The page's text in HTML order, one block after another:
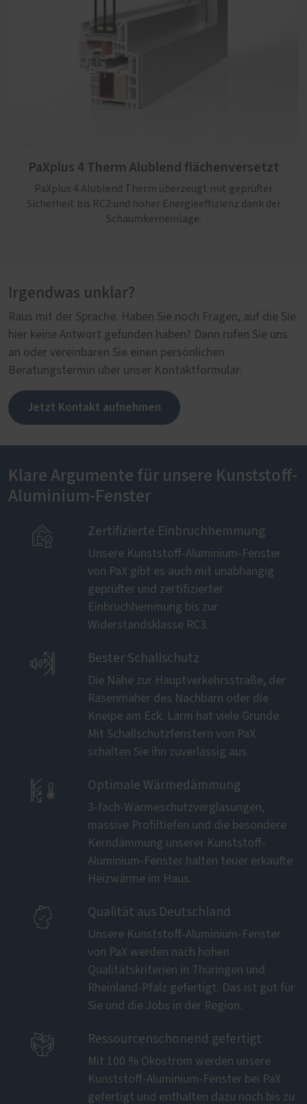
PaXplus 4 Therm Alublend flächenversetzt
PaXplus 4 Alublend Therm überzeugt mit geprüfter
Sicherheit bis RC2 und hoher Energieeffizienz dank der
Schaumkerneinlage.
PaXplus 4 Therm Alublend flächenbündig
PaXplus 4 Alublend Therm überzeugt mit geprüfter
jedem Neubau.
Irgendwas unklar?
Raus mit der Sprache. Haben Sie noch Fragen, auf die Sie
hier keine Antwort gefunden haben? Dann rufen Sie uns
an oder vereinbaren Sie einen persönlichen
Beratungstermin über unser Kontaktformular.
Jetzt Kontakt aufnehmen
Klare Argumente für unsere Kunststoff-
Aluminium-Fenster
 Zertifizierte Einbruchhemmung
Unsere Kunststoff-Aluminium-Fenster
von PaX gibt es auch mit unabhängig
geprüfter und zertifizierter
Einbruchhemmung bis zur
Widerstandsklasse RC3.
 Bester Schallschutz
Die Nähe zur Hauptverkehrsstraße, der
Rasenmäher des Nachbarn oder die
Kneipe am Eck. Lärm hat viele Gründe.
Mit Schallschutzfenstern von PaX
schalten Sie ihn zuverlässig aus.
 Optimale Wärmedämmung
3-fach-Wärmeschutzverglasungen,
massive Profiltiefen und die besondere
Kerndämmung unserer Kunststoff-
Aluminium-Fenster halten teuer erkaufte
Heizwärme im Haus.
 Qualität aus Deutschland
Unsere Kunststoff-Aluminium-Fenster
von PaX werden nach hohen
Qualitätskriterien in Thüringen und
Rheinland-Pfalz gefertigt. Das ist gut für
Sie und die Jobs in der Region.
 Ressourcenschonend gefertigt
Mit 100 % Ökostrom werden unsere
Kunststoff-Aluminium-Fenster bei PaX
gefertigt und enthalten dazu noch bis zu